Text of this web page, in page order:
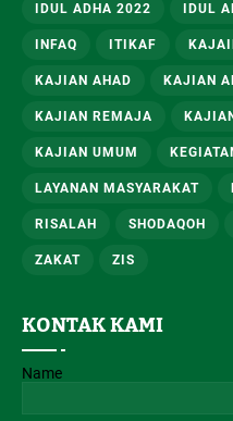
IDUL ADHA 2022 IDUL
INFAQ ITIKAF
KAJIAN AHAD KAJIAN
KAJIAN REMAJA
KAJIAN UMUM
LAYANAN MASYARAKAT
RISALAH SHODAQOH
ZAKAT ZIS
KONTAK KAMI
Name